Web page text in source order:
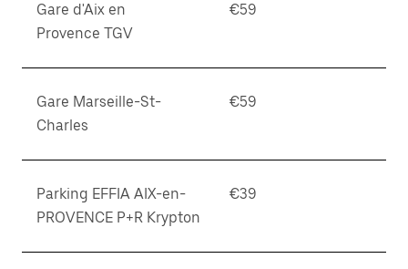
Gare d'Aix en
Provence TGV
€59
Gare Marseille-St-
Charles
€59
Parking EFFIA AIX-en-
PROVENCE P+R Krypton
€39